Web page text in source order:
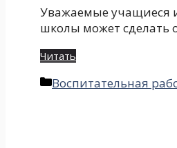
Уважаемые учащиеся
школы может сделать
Читать
Рубрики
Воспитательная